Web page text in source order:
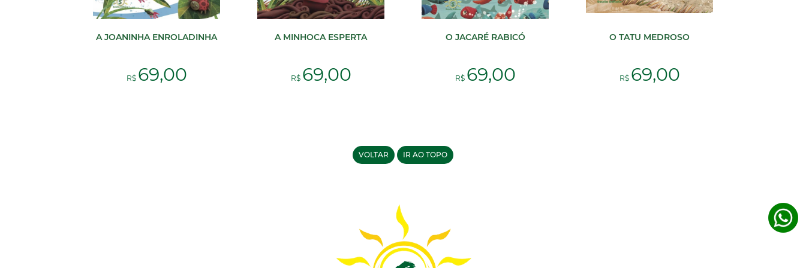
A JOANINHA ENROLADINHA
R$ 69,00
A MINHOCA ESPERTA
R$ 69,00
O JACARÉ RABICÓ
R$ 69,00
O TATU MEDROSO
R$ 69,00
VOLTAR IR AO TOPO